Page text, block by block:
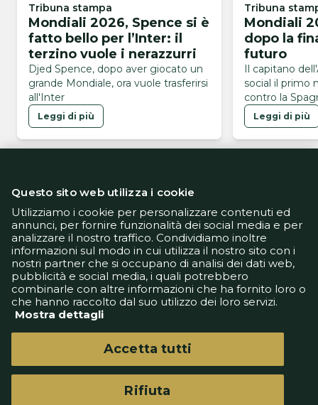
Tribuna stampa
Mondiali 2026, Spence si è
fatto bello per l’Inter: il
terzino vuole i nerazzurri
Djed Spence, dopo aver giocato un
grande Mondiale, ora vuole trasferirsi
all'Inter
Leggi di più
Tribuna
Mondiali
dopo la
futuro
Il capitano
social il primo
contro la
Mondiali 2026
Leggi di più
Informativa Privacy
Informativa Cookie
Tech App
Gestione preferenze
support@goldbetlive.it
GoldBetlive è un sito di GBO Italy Spa
Questo sito web utilizza i cookie
Utilizziamo i cookie per personalizzare contenuti ed
annunci, per fornire funzionalità dei social media e per
analizzare il nostro traffico. Condividiamo inoltre
informazioni sul modo in cui utilizza il nostro sito con i
nostri partner che si occupano di analisi dei dati web,
pubblicità e social media, i quali potrebbero
combinarle con altre informazioni che ha fornito loro o
che hanno raccolto dal suo utilizzo dei loro servizi.
Mostra dettagli
Rifiuta
Accetta tutti